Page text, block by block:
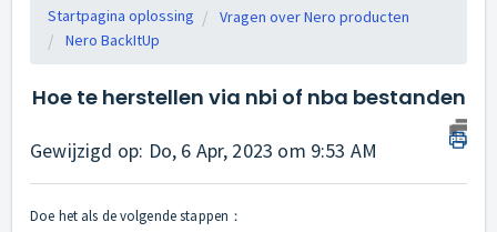
Startpagina oplossing
Vragen over Nero producten
Nero BackItUp
Hoe te herstellen via nbi of nba bestanden
Gewijzigd op: Do, 6 Apr, 2023 om 9:53 AM
Doe het als de volgende stappen：